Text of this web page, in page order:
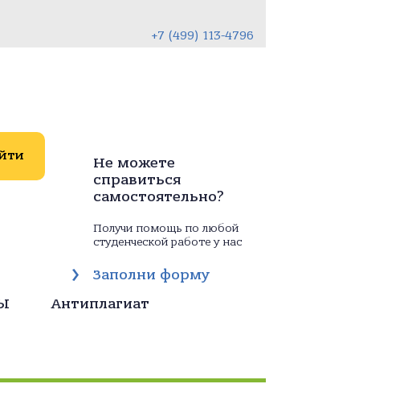
+7 (499) 113-4796
Антиплагиат
Не можете
справиться
самостоятельно?
Получи помощь по любой
студенческой работе у нас
Заполни форму